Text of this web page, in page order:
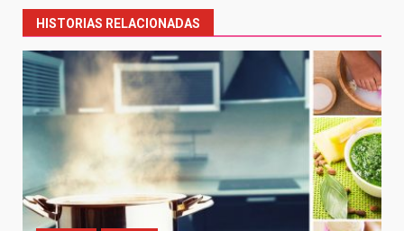
navigation
HISTORIAS RELACIONADAS